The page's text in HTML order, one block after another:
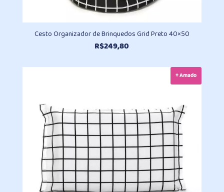
Cesto Organizador de Brinquedos Grid Preto 40×50
R$249,80
+ Amado